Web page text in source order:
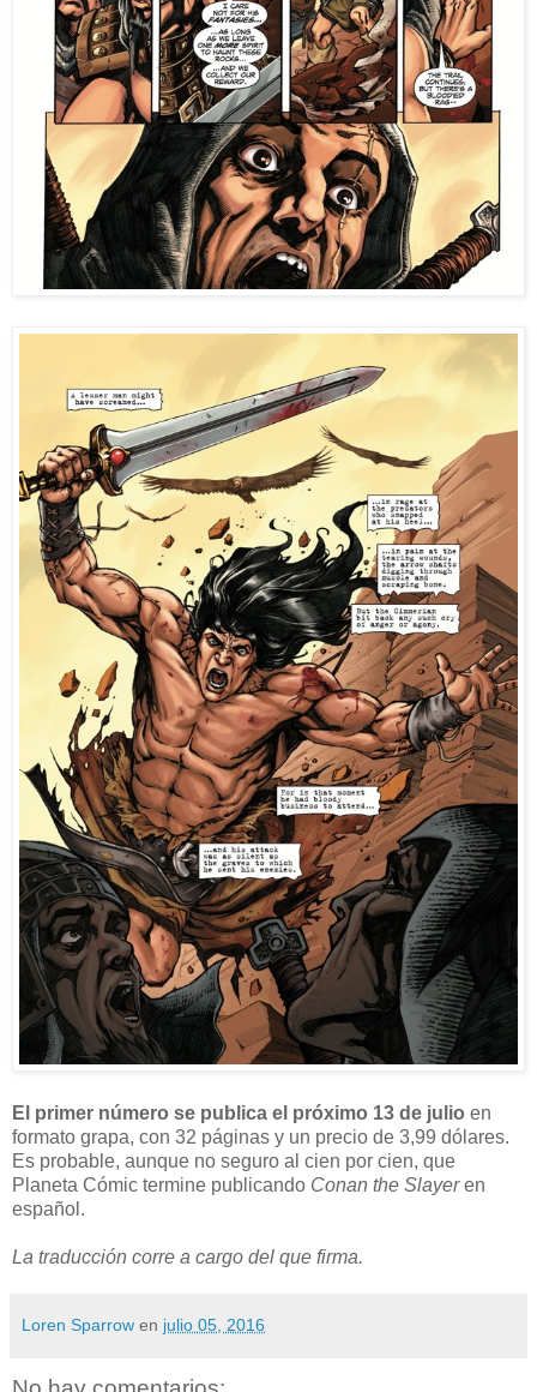
El primer número se publica el próximo 13 de julio en
formato grapa, con 32 páginas y un precio de 3,99 dólares.
Es probable, aunque no seguro al cien por cien, que
Planeta Cómic termine publicando Conan the Slayeren
español.
La traducción corre a cargo del que firma.
Loren Sparrow en julio 05, 2016